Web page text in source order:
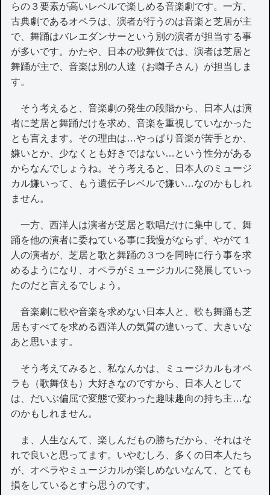
らの３要素が高いレベルで楽しめる音楽劇です。一方、
古典劇であるオペラは、演者が行うのは音楽と芝居が主
で、舞踊はバレエダンサーという別の演者が担当する事
が多いです。かたや、日本の歌舞伎では、演者は芝居と
舞踊が主で、音楽は別の人達（お囃子さん）が担当しま
す。
そう考えると、音楽劇の発生の段階から、日本人は演
者に芝居と舞踊だけを求め、音楽を重視していなかった
とも言えます。その理由は…やっぱり音楽が苦手とか、
嫌いとか、少なくとも好きではない…という性分がある
からなんでしょうね。そう考えると、日本人のミュージ
カル嫌いって、もう遺伝子レベルで嫌い…なのかもしれ
ません。
一方、西洋人は演者が芝居と歌唱だけに集中して、舞
踊を他の演者に委ねている事に我慢がならず、やがて１
人の演者が、芝居と歌と舞踊の３つを同時に行う事を求
めるようになり、オペラがミュージカルに発展していっ
たのだと言えるでしょう。
音楽劇に歌や音楽を求めない日本人と、歌も舞踊も芝
居もすべてを求める西洋人の気質の違いって、大きいな
あと思います。
そう考えてみると、私なんかは、ミュージカルもオペ
ラも（歌舞伎も）大好きなのですから、日本人として
は、だいぶ偏屈で変態で変わった趣味趣向の持ち主…な
のかもしれません。
ま、人生なんて、楽しんだもの勝ちだから、それはそ
れで良いと思ってます。いやむしろ、多くの日本人たち
が、オペラやミュージカルが楽しめないなんて、とても
損をしているとすら思うのです。